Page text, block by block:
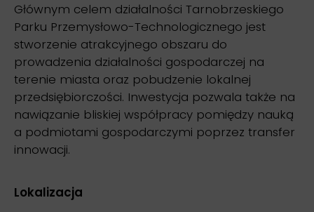
Głównym celem działalności Tarnobrzeskiego
Parku Przemysłowo-Technologicznego jest
stworzenie atrakcyjnego obszaru do
prowadzenia działalności gospodarczej na
terenie miasta oraz pobudzenie lokalnej
przedsiębiorczości. Inwestycja pozwala także na
nawiązanie bliskiej współpracy pomiędzy nauką
a podmiotami gospodarczymi poprzez transfer
innowacji.
Lokalizacja